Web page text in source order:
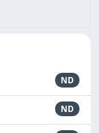
ND
ND